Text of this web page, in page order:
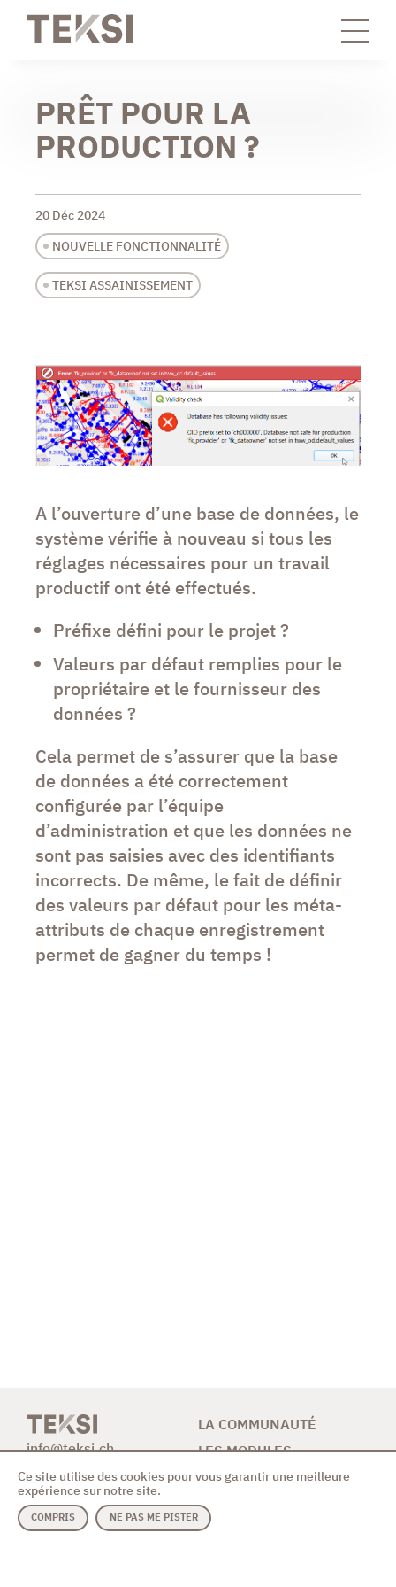
PRÊT POUR LA
PRODUCTION ?
20 Déc 2024
NOUVELLE FONCTIONNALITÉ
TEKSI ASSAINISSEMENT
A l’ouverture d’une base de données, le
système vérifie à nouveau si tous les
réglages nécessaires pour un travail
productif ont été effectués.
Préfixe défini pour le projet ?
Valeurs par défaut remplies pour le
propriétaire et le fournisseur des
données ?
Cela permet de s’assurer que la base
de données a été correctement
configurée par l’équipe
d’administration et que les données ne
sont pas saisies avec des identifiants
incorrects. De même, le fait de définir
des valeurs par défaut pour les méta-
attributs de chaque enregistrement
permet de gagner du temps !
info@teksi.ch
LA COMMUNAUTÉ
LES MODULES
CONTRIBUTION
NEWS & AGENDA
CONTACT
Ce site utilise des cookies pour vous garantir une meilleure
expérience sur notre site.
COMPRIS NE PAS ME PISTER